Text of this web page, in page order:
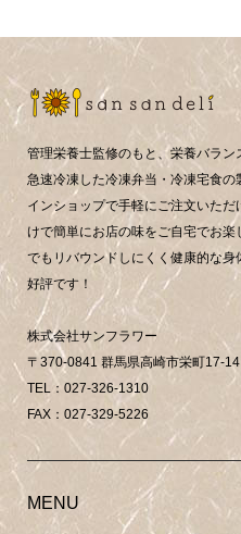
管理栄養士監修のもと、栄養バラ
急速冷凍した冷凍弁当・冷凍宅食
インショップで手軽にご注文いた
けで簡単にお店の味をご自宅でお
でもリバウンドしにくく健康的な
好評です！
株式会社サンフラワー
〒370-0841 群馬県高崎市栄町17-14
TEL：027-326-1310
FAX：027-329-5226
MENU